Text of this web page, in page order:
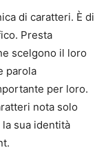
di caratteri. È di
Presta
scelgono il loro
parola
per loro.
nota solo
sua identità